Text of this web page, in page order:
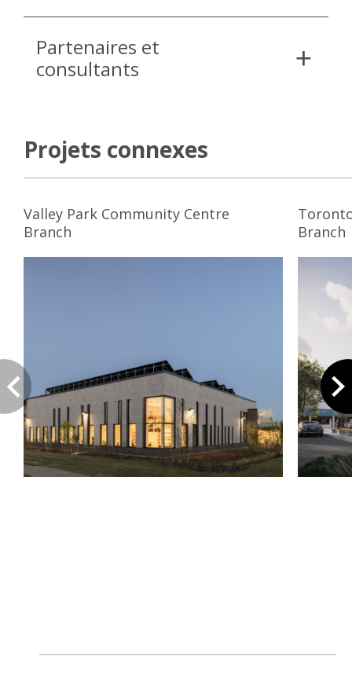
Partenaires et
consultants
Projets connexes
Valley Park Community Centre
Branch
Branch